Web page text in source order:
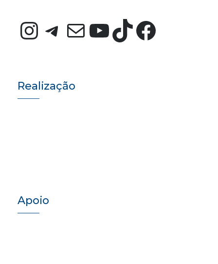
Instagram
Telegram
E-mail
Youtube
TikTok
Realização
Apoio